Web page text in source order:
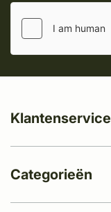
Klantenservice
Categorieën